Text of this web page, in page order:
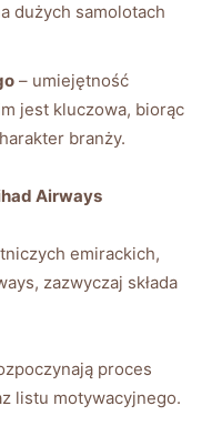
dużych samolotach
– umiejętność
jest kluczowa, biorąc
branży.
Airways
emirackich,
zazwyczaj składa
proces
listu motywacyjnego.